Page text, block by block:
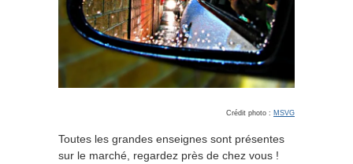
Crédit photo : MSVG
Toutes les grandes enseignes sont présentes
sur le marché, regardez près de chez vous !